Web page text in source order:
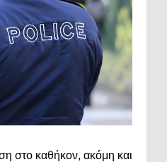
στο καθήκον, ακόμη και